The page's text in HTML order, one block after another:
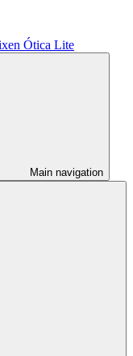
Ótica Lite
Main navigation